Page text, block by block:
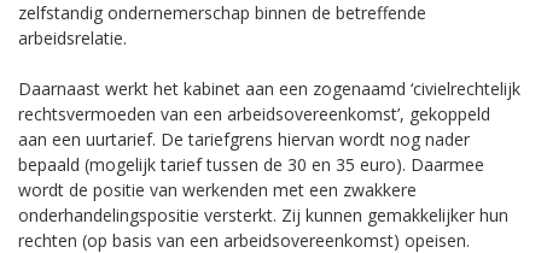
zelfstandig ondernemerschap binnen de betreffende
arbeidsrelatie.
Daarnaast werkt het kabinet aan een zogenaamd ‘civielrechtelijk
rechtsvermoeden van een arbeidsovereenkomst’, gekoppeld
aan een uurtarief. De tariefgrens hiervan wordt nog nader
bepaald (mogelijk tarief tussen de 30 en 35 euro). Daarmee
wordt de positie van werkenden met een zwakkere
onderhandelingspositie versterkt. Zij kunnen gemakkelijker hun
rechten (op basis van een arbeidsovereenkomst) opeisen.